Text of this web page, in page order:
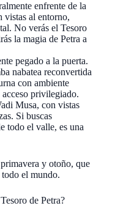
enfrente de la
vistas al entorno,
No verás el Tesoro
la magia de Petra a
pegado a la puerta.
nabatea reconvertida
con ambiente
privilegiado.
Musa, con vistas
Si buscas
todo el valle, es una
y otoño, que
todo el mundo.
de Petra?